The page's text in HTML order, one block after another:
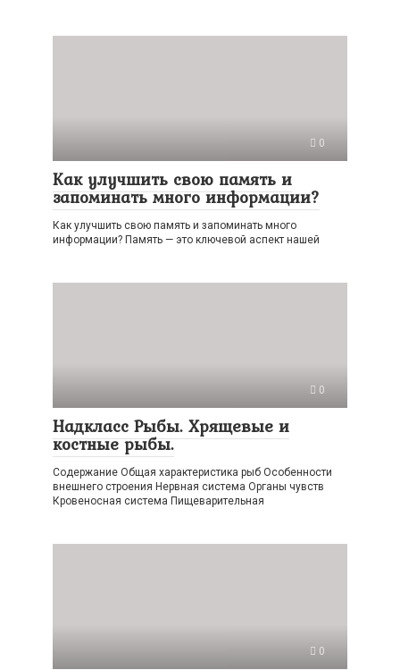
0
Как улучшить свою память и
запоминать много информации?
Как улучшить свою память и запоминать много
информации? Память — это ключевой аспект нашей
0
Надкласс Рыбы. Хрящевые и
костные рыбы.
Содержание Общая характеристика рыб Особенности
внешнего строения Нервная система Органы чувств
Кровеносная система Пищеварительная
0